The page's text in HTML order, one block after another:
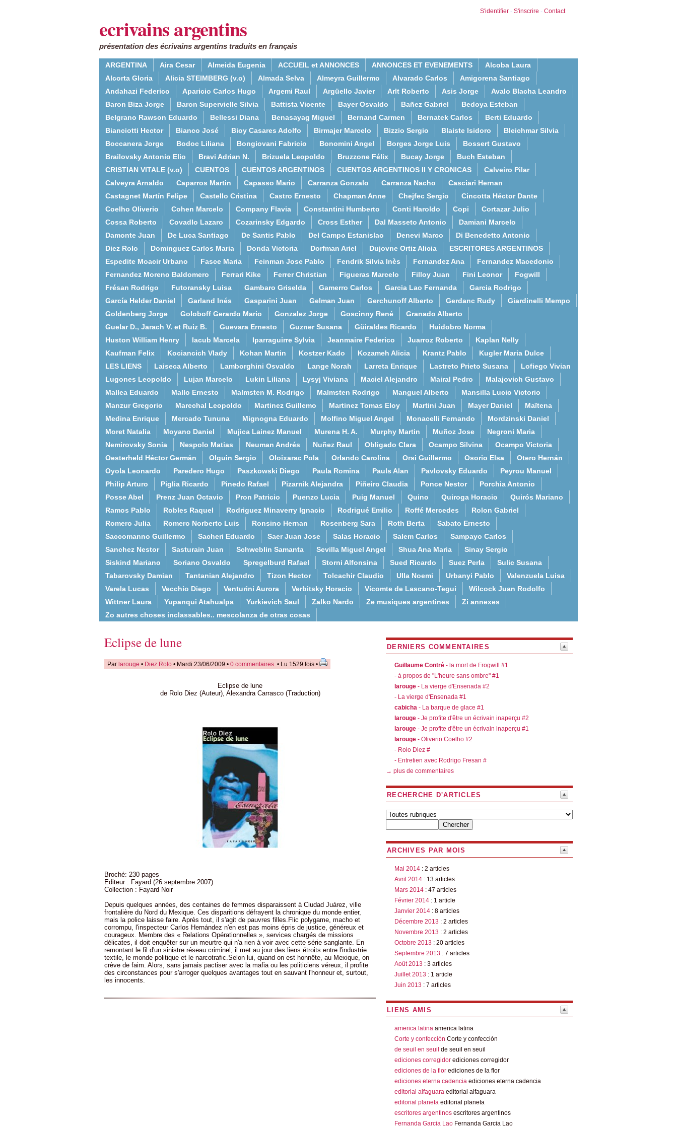
S'identifier - S'inscrire - Contact
ecrivains argentins
présentation des écrivains argentins traduits en français
ARGENTINA Aira Cesar Almeida Eugenia ACCUEIL et ANNONCES ANNONCES ET EVENEMENTS
Alcoba Laura
Alcorta Gloria
Alicia STEIMBERG (v.o) Almada Selva Almeyra Guillermo Alvarado Carlos
Amigorena Santiago
Andahazi Federico
Aparicio Carlos Hugo Argemi Raul Argüello Javier Arlt Roberto Asis Jorge
Avalo Blacha Leandro
Baron Biza Jorge
Baron Supervielle Silvia Battista Vicente Bayer Osvaldo Bañez Gabriel
Bedoya Esteban
Belgrano Rawson Eduardo
Bellessi Diana Benasayag Miguel Bernand Carmen Bernatek Carlos
Berti Eduardo
Bianciotti Hector
Bianco José Bioy Casares Adolfo Birmajer Marcelo Bizzio Sergio Blaiste Isidoro
Bleichmar Silvia
Boccanera Jorge
Bodoc Liliana Bongiovani Fabricio Bonomini Angel Borges Jorge Luis
Bossert Gustavo
Brailovsky Antonio Elio
Bravi Adrian N. Brizuela Leopoldo Bruzzone Félix Bucay Jorge
Buch Esteban
CRISTIAN VITALE (v.o)
CUENTOS CUENTOS ARGENTINOS CUENTOS ARGENTINOS II Y CRONICAS
Calveiro Pilar
Calveyra Arnaldo
Caparros Martin Capasso Mario Carranza Gonzalo Carranza Nacho
Casciari Hernan
Castagnet Martín Felipe
Castello Cristina Castro Ernesto Chapman Anne Chejfec Sergio
Cincotta Héctor Dante
Coelho Oliverio
Cohen Marcelo Company Flavia Constantini Humberto Conti Haroldo Copi
Cortazar Julio
Cossa Roberto
Covadlo Lazaro Cozarinsky Edgardo Cross Esther Dal Masseto Antonio
Damiani Marcelo
Damonte Juan
De Luca Santiago De Santis Pablo Del Campo Estanislao Denevi Marco
Di Benedetto Antonio
Diez Rolo
Dominguez Carlos Maria Donda Victoria Dorfman Ariel Dujovne Ortiz Alicia
ESCRITORES ARGENTINOS
Espedite Moacir Urbano
Fasce Maria Feinman Jose Pablo Fendrik Silvia Inès Fernandez Ana
Fernandez Macedonio
Fernandez Moreno Baldomero
Ferrari Kike Ferrer Christian Figueras Marcelo Filloy Juan Fini Leonor
Fogwill
Frésan Rodrigo
Futoransky Luisa Gambaro Griselda Gamerro Carlos Garcia Lao Fernanda
Garcia Rodrigo
García Helder Daniel
Garland Inés Gasparini Juan Gelman Juan Gerchunoff Alberto Gerdanc Rudy
Giardinelli Mempo
Goldenberg Jorge
Goloboff Gerardo Mario Gonzalez Jorge Goscinny René
Granado Alberto
Guelar D., Jarach V. et Ruiz B.
Guevara Ernesto Guzner Susana Güiraldes Ricardo
Huidobro Norma
Huston William Henry
Iacub Marcela Iparraguirre Sylvia Jeanmaire Federico Juarroz Roberto
Kaplan Nelly
Kaufman Felix
Kociancich Vlady Kohan Martin Kostzer Kado Kozameh Alicia Krantz Pablo
Kugler Maria Dulce
LES LIENS
Laiseca Alberto Lamborghini Osvaldo Lange Norah Larreta Enrique Lastreto Prieto Susana
Lofiego Vivian
Lugones Leopoldo
Lujan Marcelo Lukin Liliana Lysyj Viviana Maciel Alejandro Mairal Pedro
Malajovich Gustavo
Mallea Eduardo
Mallo Ernesto Malmsten M. Rodrigo Malmsten Rodrigo Manguel Alberto
Mansilla Lucio Victorio
Manzur Gregorio
Marechal Leopoldo Martinez Guillemo Martinez Tomas Eloy Martini Juan Mayer Daniel
Maïtena
Medina Enrique
Mercado Tununa Mignogna Eduardo Molfino Miguel Angel Monacelli Fernando
Mordzinski Daniel
Moret Natalia
Moyano Daniel Mujica Lainez Manuel Murena H. A. Murphy Martin Muñoz Jose
Negroni Maria
Nemirovsky Sonia
Nespolo Matias Neuman Andrés Nuñez Raul Obligado Clara Ocampo Silvina
Ocampo Victoria
Oesterheld Héctor Germán
Olguin Sergio Oloixarac Pola Orlando Carolina Orsi Guillermo Osorio Elsa
Otero Hernán
Oyola Leonardo
Paredero Hugo Paszkowski Diego Paula Romina Pauls Alan Pavlovsky Eduardo
Peyrou Manuel
Philip Arturo
Piglia Ricardo Pinedo Rafael Pizarnik Alejandra Piñeiro Claudia Ponce Nestor
Porchia Antonio
Posse Abel
Prenz Juan Octavio Pron Patricio Puenzo Lucia Puig Manuel Quino Quiroga Horacio
Quirós Mariano
Ramos Pablo
Robles Raquel Rodriguez Minaverry Ignacio Rodrigué Emilio Roffé Mercedes
Rolon Gabriel
Romero Julia
Romero Norberto Luis Ronsino Hernan Rosenberg Sara Roth Berta
Sabato Ernesto
Saccomanno Guillermo
Sacheri Eduardo Saer Juan Jose Salas Horacio Salem Carlos
Sampayo Carlos
Sanchez Nestor
Sasturain Juan Schweblin Samanta Sevilla Miguel Angel Shua Ana Maria
Sinay Sergio
Siskind Mariano
Soriano Osvaldo Spregelburd Rafael Storni Alfonsina Sued Ricardo Suez Perla
Sulic Susana
Tabarovsky Damian
Tantanian Alejandro Tizon Hector Tolcachir Claudio Ulla Noemi Urbanyi Pablo
Valenzuela Luisa
Varela Lucas
Vecchio Diego Venturini Aurora Verbitsky Horacio Vicomte de Lascano-Tegui
Wilcock Juan Rodolfo
Wittner Laura
Yupanqui Atahualpa Yurkievich Saul Zalko Nardo Ze musiques argentines
Zi annexes
Zo autres choses inclassables.. mescolanza de otras cosas
Eclipse de lune
Par larouge • Diez Rolo • Mardi 23/06/2009 • 0 commentaires • Lu 1529 fois •
Eclipse de lune
de Rolo Diez (Auteur), Alexandra Carrasco (Traduction)
Broché: 230 pages
Editeur : Fayard (26 septembre 2007)
Collection : Fayard Noir
Depuis quelques années, des centaines de femmes disparaissent à Ciudad Juárez, ville
frontalière du Nord du Mexique. Ces disparitions défrayent la chronique du monde entier,
mais la police laisse faire. Après tout, il s'agit de pauvres filles.Flic polygame, macho et
corrompu, l'inspecteur Carlos Hernández n'en est pas moins épris de justice, généreux et
courageux. Membre des « Relations Opérationnelles », services chargés de missions
délicates, il doit enquêter sur un meurtre qui n'a rien à voir avec cette série sanglante. En
remontant le fil d'un sinistre réseau criminel, il met au jour des liens étroits entre l'industrie
textile, le monde politique et le narcotrafic.Selon lui, quand on est honnête, au Mexique, on
crève de faim. Alors, sans jamais pactiser avec la mafia ou les politiciens véreux, il profite
des circonstances pour s'arroger quelques avantages tout en sauvant l'honneur et, surtout,
les innocents.
DERNIERS COMMENTAIRES
Guillaume Contré - la mort de Frogwill #1
- à propos de "L'heure sans ombre" #1
larouge - La vierge d'Ensenada #2
- La vierge d'Ensenada #1
cabicha - La barque de glace #1
larouge - Je profite d'être un écrivain inaperçu #2
larouge - Je profite d'être un écrivain inaperçu #1
larouge - Oliverio Coelho #2
- Rolo Diez #
- Entretien avec Rodrigo Fresan #
→ plus de commentaires
RECHERCHE D'ARTICLES
ARCHIVES PAR MOIS
Mai 2014 : 2 articles
Avril 2014 : 13 articles
Mars 2014 : 47 articles
Février 2014 : 1 article
Janvier 2014 : 8 articles
Décembre 2013 : 2 articles
Novembre 2013 : 2 articles
Octobre 2013 : 20 articles
Septembre 2013 : 7 articles
Août 2013 : 3 articles
Juillet 2013 : 1 article
Juin 2013 : 7 articles
LIENS AMIS
america latina america latina
Corte y confección Corte y confección
de seuil en seuil de seuil en seuil
ediciones corregidor ediciones corregidor
ediciones de la flor ediciones de la flor
ediciones eterna cadencia ediciones eterna cadencia
editorial alfaguara editorial alfaguara
editorial planeta editorial planeta
escritores argentinos escritores argentinos
Fernanda Garcia Lao Fernanda Garcia Lao